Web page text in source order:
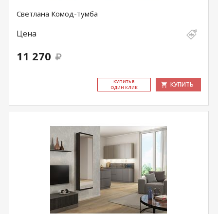
Светлана Комод-тумба
Цена
11 270
КУ­ПИТЬ В
ОДИН КЛИК
КУПИТЬ